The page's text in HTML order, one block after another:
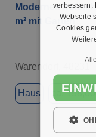
Modernes
m² mit Garten
Warendorf, 48231
Haus ca.
verbessern.
Webseite
Cookies